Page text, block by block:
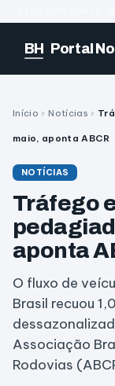
BH Portal
Início › Notícias ›
maio, aponta ABCR
NOTÍCIAS
Tráfego
aponta
O fluxo de
Brasil recuou
Associação
Rodovias